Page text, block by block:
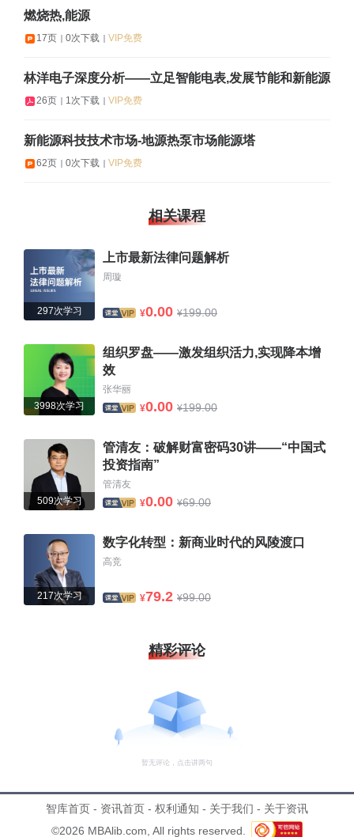
燃烧热,能源
17页 0次下载 VIP免费
林洋电子深度分析——立足智能电表,发展节能和新能源
26页 1次下载 VIP免费
新能源科技技术市场-地源热泵市场能源塔
62页 0次下载 VIP免费
相关课程
297次学习
上市最新法律问题解析
周璇
¥0.00 ¥199.00
3998次学习
组织罗盘——激发组织活力,实现降本增
效
张华丽
¥0.00 ¥199.00
509次学习
管清友：破解财富密码30讲——“中国式
投资指南”
管清友
¥0.00 ¥69.00
217次学习
数字化转型：新商业时代的风陵渡口
高竞
¥79.2 ¥99.00
精彩评论
暂无评论，点击讲两句
智库首页 - 资讯首页 - 权利通知 - 关于我们 - 关于资讯
©2026 MBAlib.com, All rights reserved.